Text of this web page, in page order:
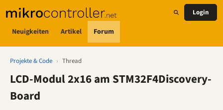
Neuigkeiten Artikel Forum
Login
Projekte & Code › Thread
LCD-Modul 2x16 am STM32F4Discovery-
Board